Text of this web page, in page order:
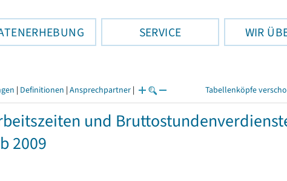
SERVICE WIR
| Definitionen | Ansprechpartner | Tabellenköpfe
und
2009